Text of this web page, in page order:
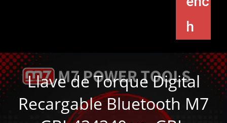
h
Llave de Torque Digital
Recargable Bluetooth M7